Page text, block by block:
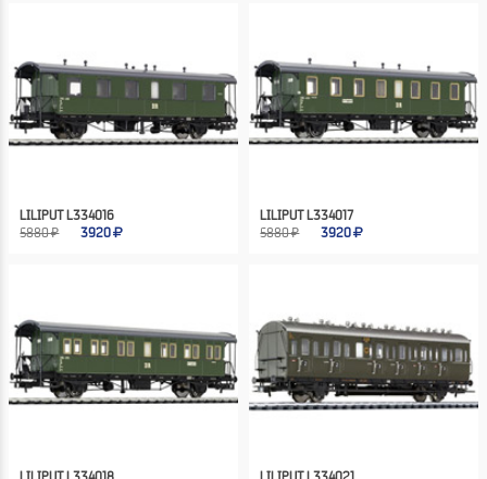
LILIPUT L334016
5880 ₽
3920
LILIPUT L334017
5880 ₽
3920